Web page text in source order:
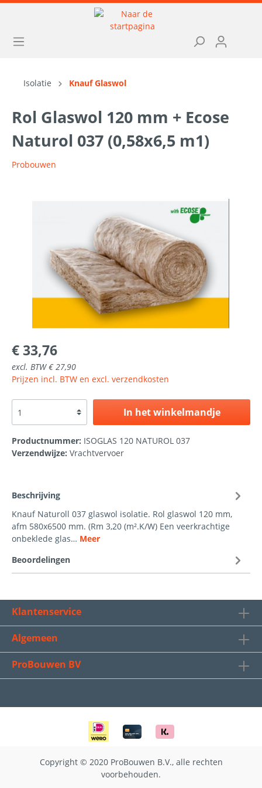
Isolatie Knauf Glaswol
Rol Glaswol 120 mm + Ecose
Naturol 037 (0,58x6,5 m1)
Probouwen
€ 33,76
excl. BTW € 27,90
Prijzen incl. BTW en excl. verzendkosten
In het winkelmandje
Productnummer: ISOGLAS 120 NATUROL 037
Verzendwijze: Vrachtvervoer
Beschrijving
Knauf Naturoll 037 glaswol isolatie. Rol glaswol 120 mm,
afm 580x6500 mm. (Rm 3,20 (m².K/W) Een veerkrachtige
onbeklede glas… Meer
Beoordelingen
Klantenservice
Algemeen
ProBouwen BV
Copyright © 2020 ProBouwen B.V., alle rechten
voorbehouden.